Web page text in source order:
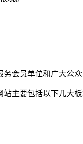
会员单位和广大公众
主要包括以下几大板